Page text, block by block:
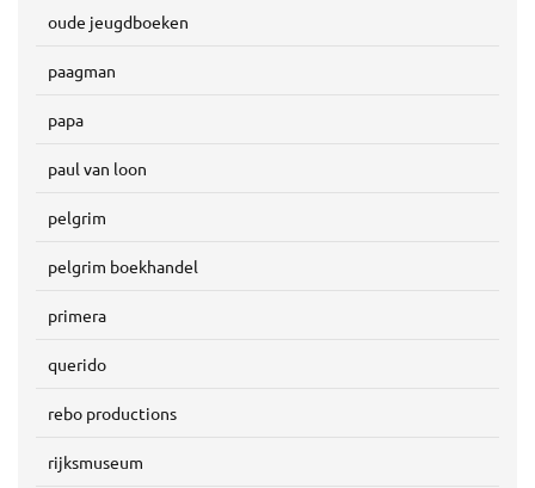
oude jeugdboeken
paagman
papa
paul van loon
pelgrim
pelgrim boekhandel
primera
querido
rebo productions
rijksmuseum